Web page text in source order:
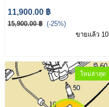
Class W211 E240 E200
E220 CDI กันชนหลัง
11,900.00 ฿
15,900.00 ฿ (-25%)
ขายแล้ว 10
ใหม่ล่าสุด